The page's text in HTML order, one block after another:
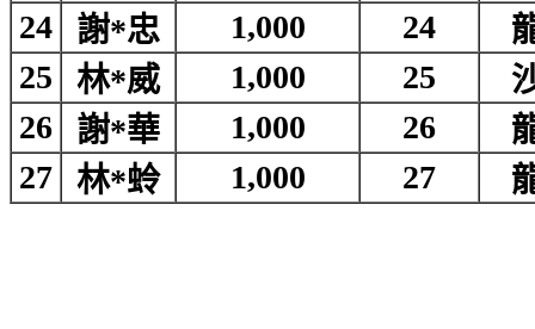
24
謝*忠 1,000 24
25
林*威 1,000 25
26
謝*華 1,000 26
27
林*蛉 1,000 27